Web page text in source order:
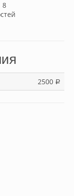
8
2500 a